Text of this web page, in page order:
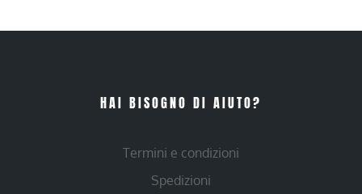
HAI BISOGNO DI AIUTO?
Termini e condizioni
Spedizioni